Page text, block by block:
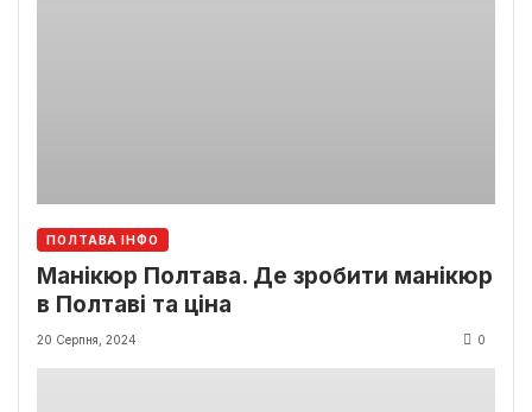
ПОЛТАВА ІНФО
Манікюр Полтава. Де зробити манікюр
в Полтаві та ціна
20 Серпня, 2024 0